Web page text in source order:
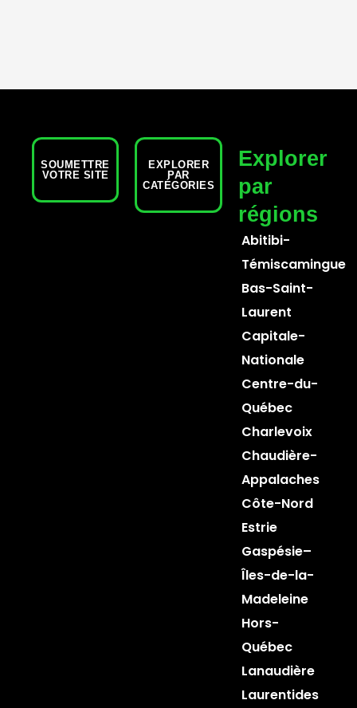
SOUMETTRE
VOTRE SITE
EXPLORER
PAR
CATÉGORIES
Explorer
par
régions
Abitibi-
Témiscamingue
Bas-Saint-
Laurent
Capitale-
Nationale
Centre-du-
Québec
Charlevoix
Chaudière-
Appalaches
Côte-Nord
Estrie
Gaspésie–
Îles-de-la-
Madeleine
Hors-
Québec
Lanaudière
Laurentides